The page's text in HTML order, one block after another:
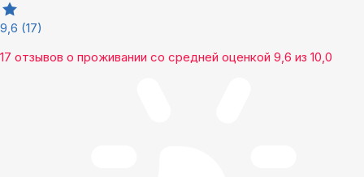
9,6 (17)
17 отзывов о проживании со средней оценкой 9,6 из 10,0